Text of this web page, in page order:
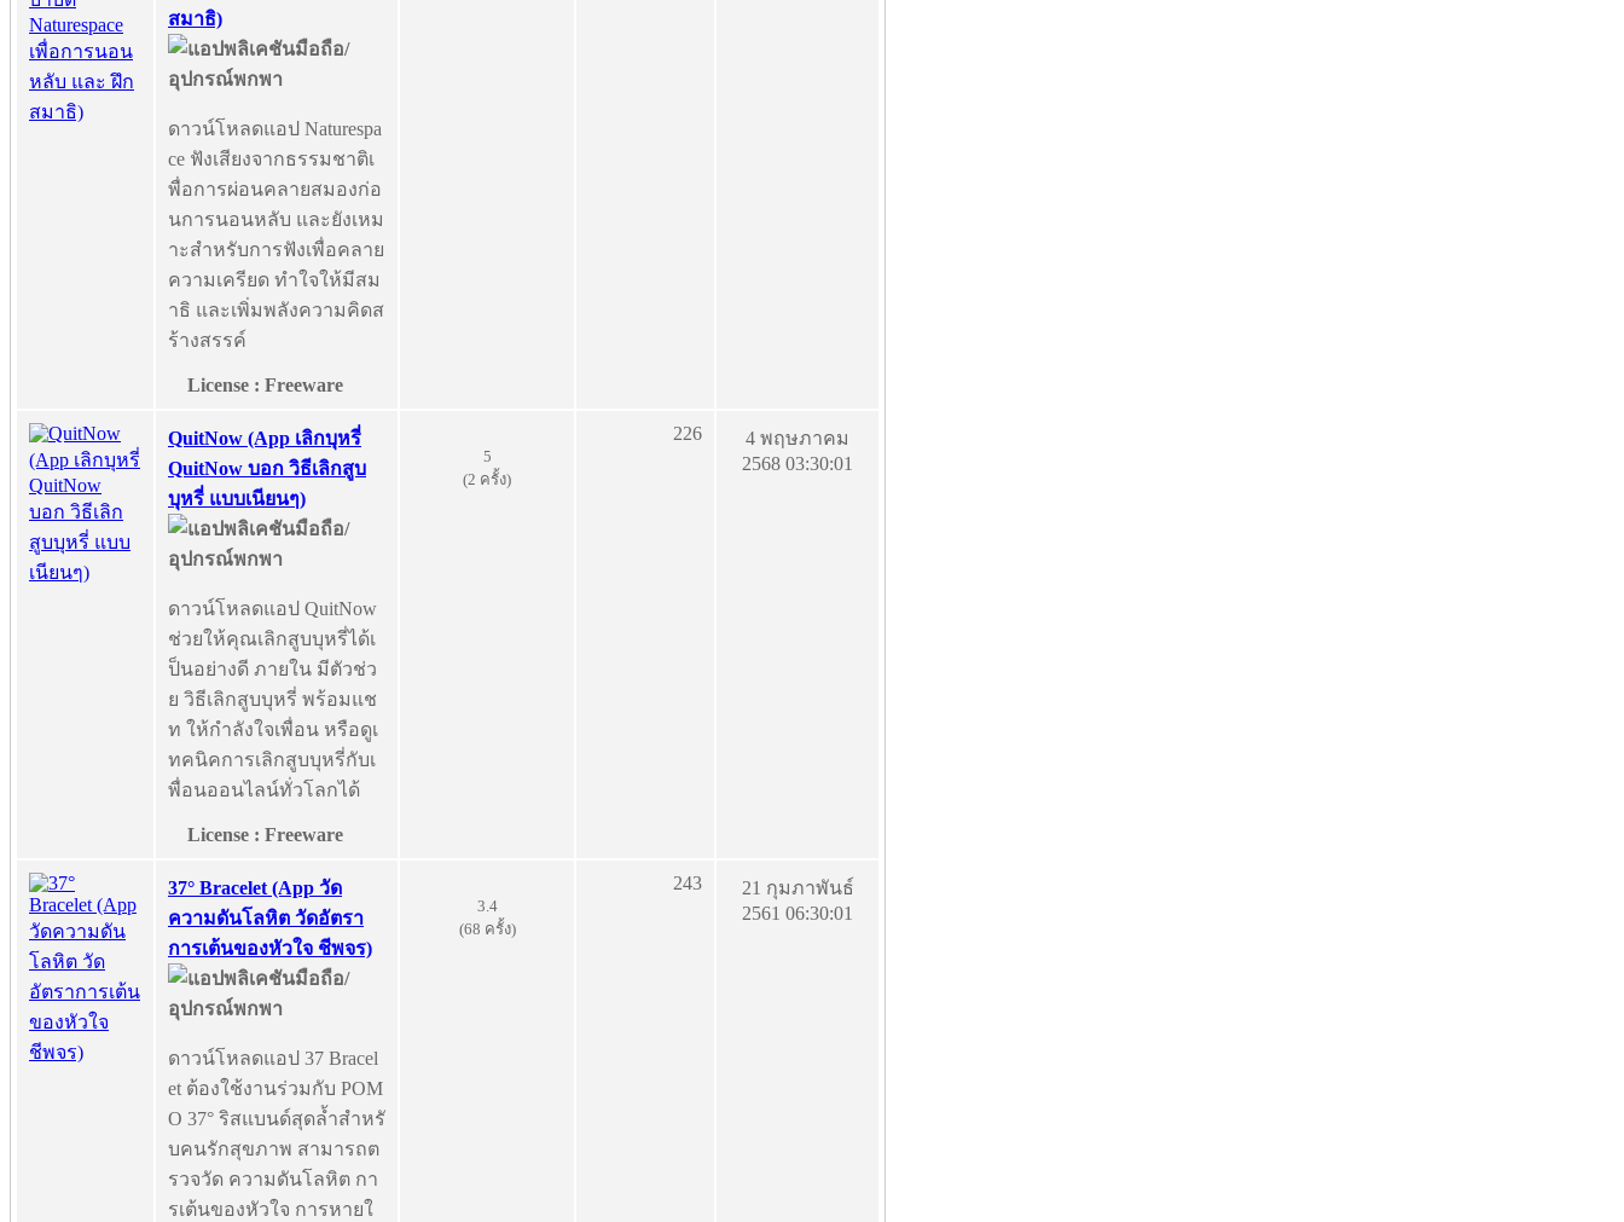
สมาธิ)
ดาวน์โหลดแอป Naturespa
ce ฟังเสียงจากธรรมชาติเ
พื่อการผ่อนคลายสมองก่อ
นการนอนหลับ และยังเหม
าะสำหรับการฟังเพื่อคลาย
ความเครียด ทำใจให้มีสม
าธิ และเพิ่มพลังความคิดส
ร้างสรรค์
License : Freeware
QuitNow (App เลิกบุหรี่
QuitNow บอก วิธีเลิกสูบ
บุหรี่ แบบเนียนๆ)
ดาวน์โหลดแอป QuitNow
ช่วยให้คุณเลิกสูบบุหรี่ได้เ
ป็นอย่างดี ภายใน มีตัวช่ว
ย วิธีเลิกสูบบุหรี่ พร้อมแช
ท ให้กำลังใจเพื่อน หรือดูเ
ทคนิคการเลิกสูบบุหรี่กับเ
พื่อนออนไลน์ทั่วโลกได้
License : Freeware
5
(2 ครั้ง)
226
4 พฤษภาคม
2568 03:30:01
37° Bracelet (App วัด
ความดันโลหิต วัดอัตรา
การเต้นของหัวใจ ชีพจร)
ดาวน์โหลดแอป 37 Bracel
et ต้องใช้งานร่วมกับ POM
O 37° ริสแบนด์สุดล้ำสำหรั
บคนรักสุขภาพ สามารถต
รวจวัด ความดันโลหิต กา
รเต้นของหัวใจ การหายใ
3.4
(68 ครั้ง)
243
21 กุมภาพันธ์
2561 06:30:01